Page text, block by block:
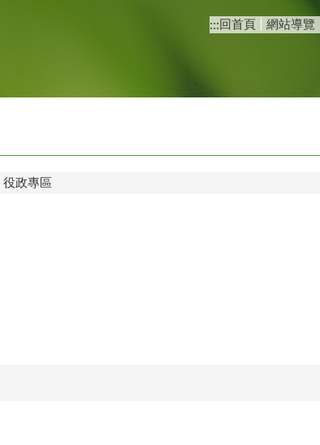
:::回首頁 網站導覽
役政專區